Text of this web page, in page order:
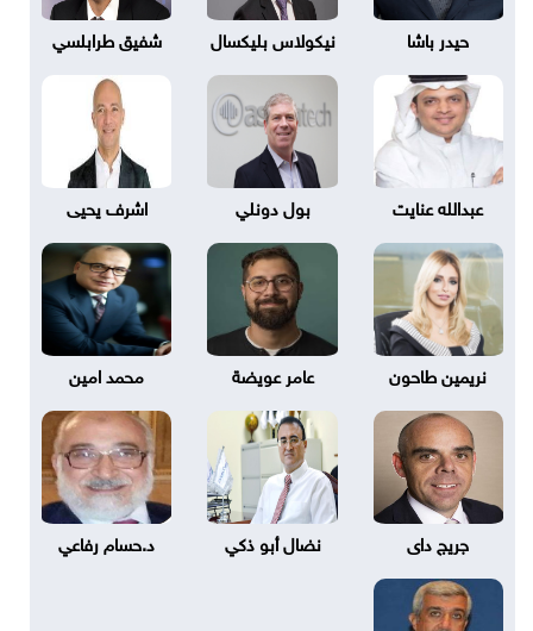
حيدر باشا نيكولاس بليكسال شفيق طرابلسي
عبدالله عنايت بول دونلي اشرف يحيى
نريمين طاحون عامر عويضة محمد امين
جريج داى نضال أبو ذكي د.حسام رفاعي